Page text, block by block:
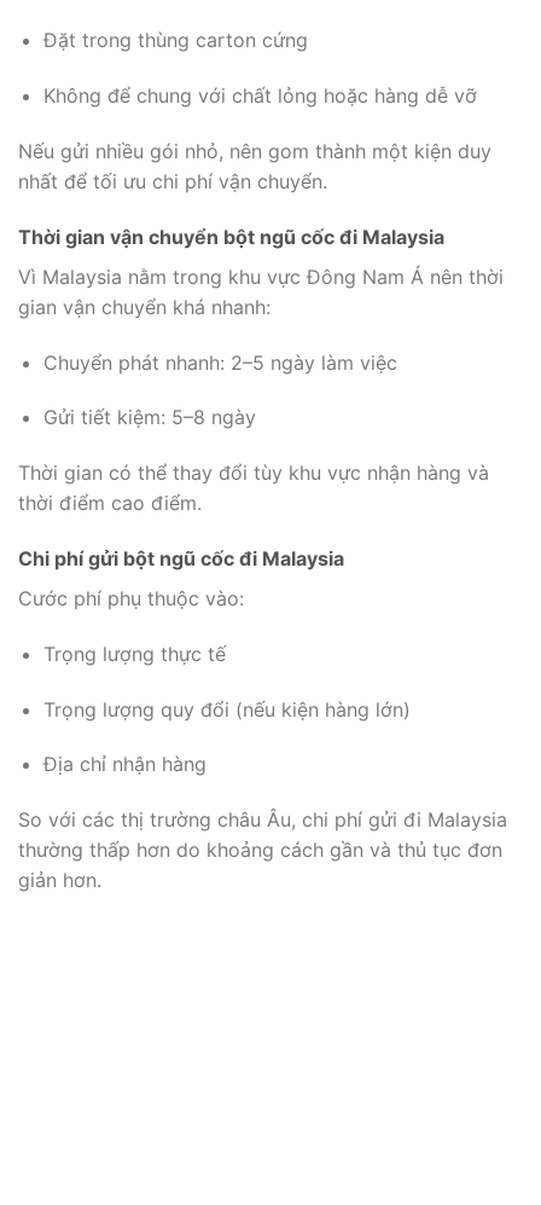
Đặt trong thùng carton cứng
Không để chung với chất lỏng hoặc hàng dễ vỡ
Nếu gửi nhiều gói nhỏ, nên gom thành một kiện duy
nhất để tối ưu chi phí vận chuyển.
Thời gian vận chuyển bột ngũ cốc đi Malaysia
Vì Malaysia nằm trong khu vực Đông Nam Á nên thời
gian vận chuyển khá nhanh:
Chuyển phát nhanh: 2–5 ngày làm việc
Gửi tiết kiệm: 5–8 ngày
Thời gian có thể thay đổi tùy khu vực nhận hàng và
thời điểm cao điểm.
Chi phí gửi bột ngũ cốc đi Malaysia
Cước phí phụ thuộc vào:
Trọng lượng thực tế
Trọng lượng quy đổi (nếu kiện hàng lớn)
Địa chỉ nhận hàng
So với các thị trường châu Âu, chi phí gửi đi Malaysia
thường thấp hơn do khoảng cách gần và thủ tục đơn
giản hơn.